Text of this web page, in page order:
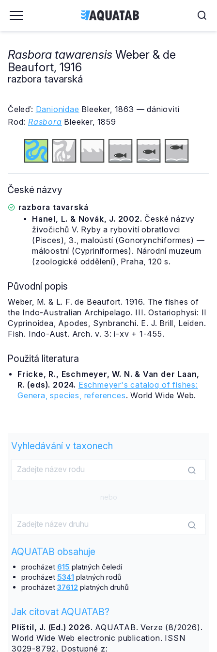
Rasbora tawarensis Weber & de
Beaufort, 1916
razbora tavarská
Čeleď: Danionidae Bleeker, 1863 — dániovití
Rod: Rasbora Bleeker, 1859
České názvy
razbora tavarská
Hanel, L. & Novák, J. 2002. České názvy
živočichů V. Ryby a rybovití obratlovci
(Pisces), 3., maloústí (Gonorynchiformes) —
máloostní (Cypriniformes). Národní muzeum
(zoologické oddělení), Praha, 120 s.
Původní popis
Weber, M. & L. F. de Beaufort. 1916. The fishes of
the Indo-Australian Archipelago. III. Ostariophysi: II
Cyprinoidea, Apodes, Synbranchi. E. J. Brill, Leiden.
Fish. Indo-Aust. Arch. v. 3: i-xv + 1-455.
Použitá literatura
Fricke, R., Eschmeyer, W. N. & Van der Laan,
R. (eds). 2024. Eschmeyer's catalog of fishes:
Genera, species, references. World Wide Web.
Vyhledávání v taxonech
nebo
AQUATAB obsahuje
procházet 615 platných čeledí
procházet 5341 platných rodů
procházet 37612 platných druhů
Jak citovat AQUATAB?
Plíštil, J. (Ed.) 2026. AQUATAB. Verze (8/2026).
World Wide Web electronic publication. ISSN
3029-8792. Dostupné z: